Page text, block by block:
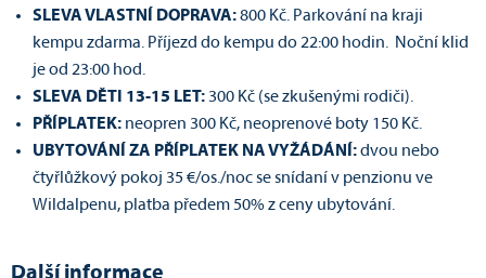
SLEVA VLASTNÍ DOPRAVA:800 Kč. Parkování na kraji
kempu zdarma. Příjezd do kempu do 22:00 hodin. Noční klid
je od 23:00 hod.
SLEVA DĚTI 13-15 LET:300 Kč (se zkušenými rodiči).
PŘÍPLATEK: neopren 300 Kč, neoprenové boty 150 Kč.
UBYTOVÁNÍ ZA PŘÍPLATEK NA VYŽÁDÁNÍ:dvou nebo
čtyřlůžkový pokoj 35 €/os./noc se snídaní v penzionu ve
Wildalpenu, platba předem 50% z ceny ubytování.